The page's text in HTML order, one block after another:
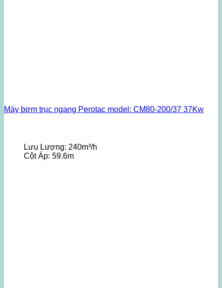
Máy bơm trục ngang Perotac model: CM80-200/37 37Kw
Lưu Lượng: 240m³/h
Cột Áp: 59.6m